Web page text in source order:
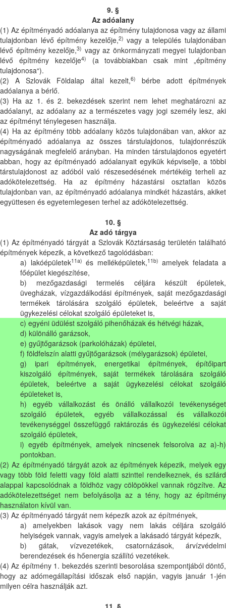
9. §
Az adóalany
(1) Az építményadó adóalanya az építmény tulajdonosa vagy az állami
tulajdonban lévő építmény kezelője,2) vagy a település tulajdonában
lévő építmény kezelője,3) vagy az önkormányzati megyei tulajdonban
lévő építmény kezelője4)
(a továbbiakban csak mint „építmény
tulajdonosa“).
(2) A Szlovák Földalap által kezelt,6)
bérbe adott építmények
adóalanya a bérlő.
(3) Ha az 1. és 2. bekezdések szerint nem lehet meghatározni az
adóalanyt, az adóalany az a természetes vagy jogi személy lesz, aki
az építményt ténylegesen használja.
(4) Ha az építmény több adóalany közös tulajdonában van, akkor az
építményadó adóalanya az összes társtulajdonos, tulajdonrészük
nagyságának megfelelő arányban. Ha minden társtulajdonos egyetért
abban, hogy az építményadó adóalanyait egyikük képviselje, a többi
társtulajdonost az adóból való részesedésének mértékéig terheli az
adókötelezettség. Ha az építmény házastársi osztatlan közös
tulajdonban van, az építményadó adóalanya mindkét házastárs, akiket
együttesen és egyetemlegesen terhel az adókötelezettség.
10. §
Az adó tárgya
(1) Az építményadó tárgyát a Szlovák Köztársaság területén található
építmények képezik, a következő tagolódásban:
a) lakóépületek11a) és melléképületek,11b) amelyek feladata a
főépület kiegészítése,
b) mezőgazdasági termelés céljára készült épületek,
üvegházak, vízgazdálkodási építmények, saját mezőgazdasági
termékek tárolására szolgáló épületek, beleértve a saját
ügykezelési célokat szolgáló épületeket is,
c) egyéni üdülést szolgáló pihenőházak és hétvégi házak,
d) különálló garázsok,
e) gyűjtőgarázsok (parkolóházak) épületei,
f) földfelszín alatti gyűjtőgarázsok (mélygarázsok) épületei,
g) ipari építmények, energetikai építmények, építőipart
kiszolgáló építmények, saját termékek tárolására szolgáló
épületek, beleértve a saját ügykezelési célokat szolgáló
épületeket is,
h) egyéb vállalkozást és önálló vállalkozói tevékenységet
szolgáló épületek, egyéb vállalkozással és vállalkozói
tevékenységgel összefüggő raktározás és ügykezelési célokat
szolgáló épületek,
i) egyéb építmények, amelyek nincsenek felsorolva az a)-h)
pontokban.
(2) Az építményadó tárgyát azok az építmények képezik, melyek egy
vagy több föld feletti vagy föld alatti szinttel rendelkeznek, és szilárd
alappal kapcsolódnak a földhöz vagy cölöpökkel vannak rögzítve. Az
adókötelezettséget nem befolyásolja az a tény, hogy az építmény
használaton kívül van.
(3) Az építményadó tárgyát nem képezik azok az építmények,
a) amelyekben lakások vagy nem lakás céljára szolgáló
helyiségek vannak, vagyis amelyek a lakásadó tárgyát képezik,
b) gátak, vízvezetékek, csatornázások, árvízvédelmi
berendezések és hőenergia szállító vezetékek.
(4) Az építmény 1. bekezdés szerinti besorolása szempontjából döntő,
hogy az adómegállapítási időszak első napján, vagyis január 1-jén
milyen célra használják azt.
11. §